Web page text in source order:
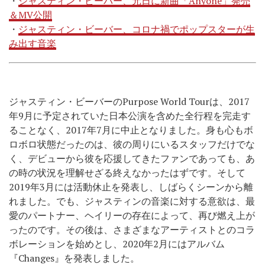
＆MV公開
・ ジャスティン・ビーバー、コロナ禍でポップスターが生
み出す音楽
ジャスティン・ビーバーのPurpose World Tourは、2017
年9月に予定されていた日本公演を含めた全行程を完走す
ることなく、2017年7月に中止となりました。身も心もボ
ロボロ状態だったのは、彼の周りにいるスタッフだけでな
く、デビューから彼を応援してきたファンであっても、あ
の時の状況を理解せざる終えなかったはずです。そして
2019年3月には活動休止を発表し、しばらくシーンから離
れました。でも、ジャスティンの音楽に対する意欲は、最
愛のパートナー、ヘイリーの存在によって、再び燃え上が
ったのです。その後は、さまざまなアーティストとのコラ
ボレーションを始めとし、2020年2月にはアルバム
『Changes』を発表しました。